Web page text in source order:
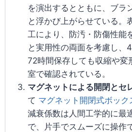
を演出するとともに、ブラ
と浮かび上がらせている。
工により、防汚・防傷性能
と実用性の両面を考慮し
72時間保存しても収縮や変
室で確認されている。
マグネットによる開閉とセ
て マグネット開閉式ボック
減衰係数は人間工学的に最
で、片手でスムーズに操作